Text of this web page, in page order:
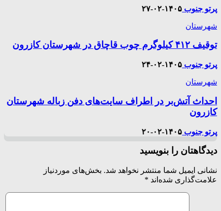
پرتو جنوب ۱۴۰۵-۰۲-۲۷
شهرستان
توقیف ۴۱۲ کیلوگرم چوب قاچاق در شهرستان کازرون
پرتو جنوب ۱۴۰۵-۰۲-۲۴
شهرستان
احداث آتش‌بر در اطراف سایت‌های دفن زباله شهرستان
کازرون
پرتو جنوب ۱۴۰۵-۰۲-۲۰
دیدگاهتان را بنویسید
نشانی ایمیل شما منتشر نخواهد شد. بخش‌های موردنیاز
علامت‌گذاری شده‌اند *